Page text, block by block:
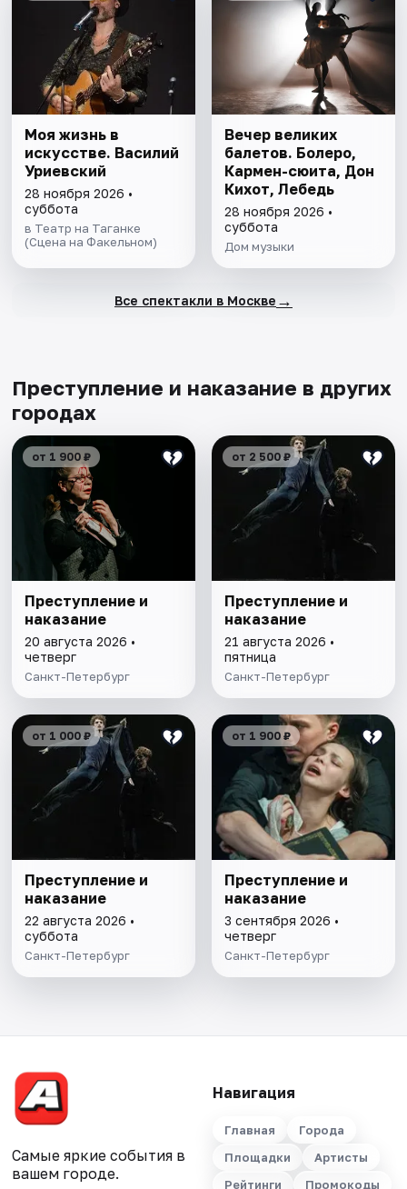
Моя жизнь в
искусстве. Василий
Уриевский
28 ноября 2026 •
суббота
в Театр на Таганке
(Сцена на Факельном)
Вечер великих
балетов. Болеро,
Кармен-сюита, Дон
Кихот, Лебедь
28 ноября 2026 •
суббота
Дом музыки
Все спектакли в Москве →
Преступление и наказание в других
городах
от 1 900 ₽
Преступление и
наказание
20 августа 2026 •
четверг
Санкт-Петербург
от 2 500 ₽
Преступление и
наказание
21 августа 2026 •
пятница
Санкт-Петербург
от 1 000 ₽
Преступление и
наказание
22 августа 2026 •
суббота
Санкт-Петербург
от 1 900 ₽
Преступление и
наказание
3 сентября 2026 •
четверг
Санкт-Петербург
Самые яркие события в
вашем городе.
Навигация
Главная
Города
Площадки
Артисты
Рейтинги
Промокоды